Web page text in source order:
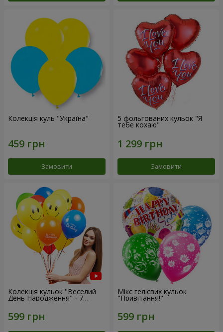
Колекція куль "Україна"
Замовити
5 фольгованих кульок "Я
тебе кохаю"
Замовити
Колекція кульок "Веселий
День Народження" - 7
кульок
Мікс гелієвих кульок
"Привітання!"